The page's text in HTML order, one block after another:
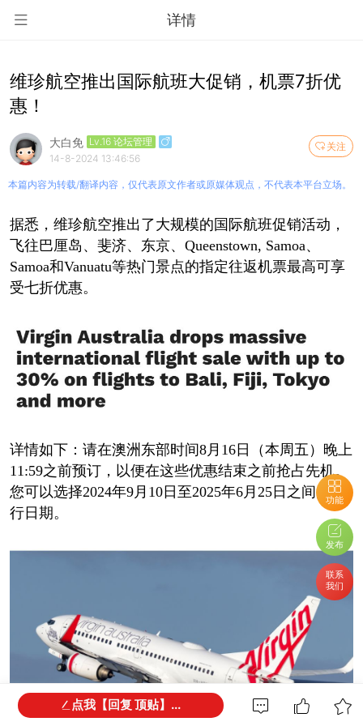
详情
功能
发布
联系
我们
维珍航空推出国际航班大促销，机票7折优
惠！
关注
大白免 Lv.16 论坛管理
14-8-2024 13:46:56
本篇内容为转载/翻译内容，仅代表原文作者或原媒体观点，不代表本平台立场。
据悉，维珍航空推出了大规模的国际航班促销活动，
飞往巴厘岛、斐济、东京、Queenstown, Samoa、
Samoa和Vanuatu等热门景点的指定往返机票最高可享
受七折优惠。
详情如下：请在澳洲东部时间8月16日（本周五）晚上
11:59之前预订，以便在这些优惠结束之前抢占先机。
您可以选择2024年9月10日至2025年6月25日之间的旅
行日期。
点我【回复 顶贴】...